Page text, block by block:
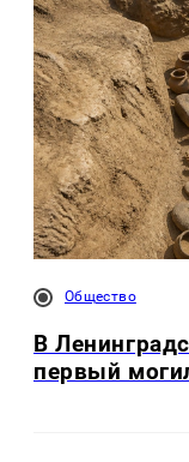
Общество
В
первый